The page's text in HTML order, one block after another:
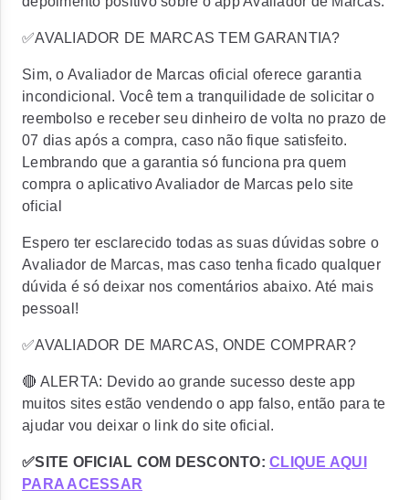
✅AVALIADOR DE MARCAS TEM GARANTIA?
Sim, o Avaliador de Marcas oficial oferece garantia
incondicional. Você tem a tranquilidade de solicitar o
reembolso e receber seu dinheiro de volta no prazo de
07 dias após a compra, caso não fique satisfeito.
Lembrando que a garantia só funciona pra quem
compra o aplicativo Avaliador de Marcas pelo site
oficial
Espero ter esclarecido todas as suas dúvidas sobre o
Avaliador de Marcas, mas caso tenha ficado qualquer
dúvida é só deixar nos comentários abaixo. Até mais
pessoal!
✅AVALIADOR DE MARCAS, ONDE COMPRAR?
🔴 ALERTA: Devido ao grande sucesso deste app
muitos sites estão vendendo o app falso, então para te
ajudar vou deixar o link do site oficial.
✅SITE OFICIAL COM DESCONTO: CLIQUE AQUI
PARA ACESSAR